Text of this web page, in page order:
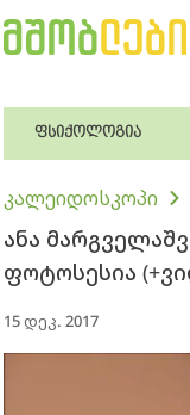
ფსიქოლოგია
კალეიდოსკოპი
ანა
ფოტოსესია
15 დეკ. 2017